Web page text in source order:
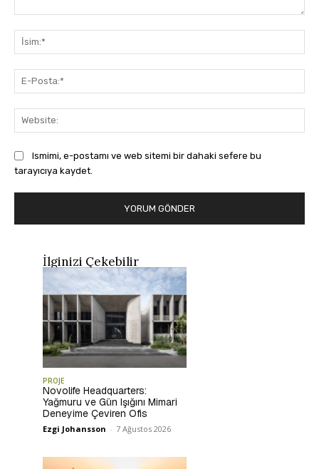
Ismimi, e-postamı ve web sitemi bir dahaki sefere bu
tarayıcıya kaydet.
İlginizi Çekebilir
PROJE
Novolife Headquarters:
Yağmuru ve Gün Işığını Mimari
Deneyime Çeviren Ofis
Ezgi Johansson - 7 Ağustos 2026